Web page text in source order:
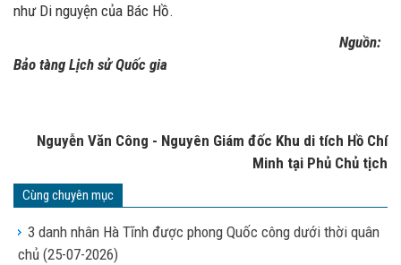
như Di nguyện của Bác Hồ.
Nguồn:
Bảo tàng Lịch sử Quốc gia
Nguyễn Văn Công - Nguyên Giám đốc Khu di tích Hồ Chí
Minh tại Phủ Chủ tịch
Cùng chuyên mục
3 danh nhân Hà Tĩnh được phong Quốc công dưới thời quân
chủ (25-07-2026)